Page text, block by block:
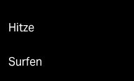
Hitze
Surfen